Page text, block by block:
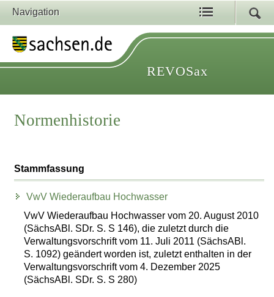
Navigation
REVOSax
Normenhistorie
Stammfassung
VwV Wiederaufbau Hochwasser
VwV Wiederaufbau Hochwasser vom 20. August 2010
(SächsABl. SDr. S. S 146), die zuletzt durch die
Verwaltungsvorschrift vom 11. Juli 2011 (SächsABl.
S. 1092) geändert worden ist, zuletzt enthalten in der
Verwaltungsvorschrift vom 4. Dezember 2025
(SächsABl. SDr. S. S 280)